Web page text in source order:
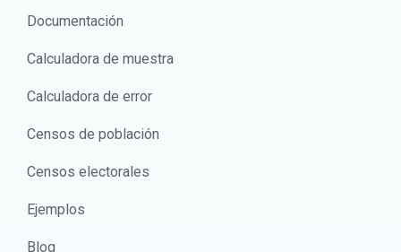
Documentación
Calculadora de muestra
Calculadora de error
Censos de población
Censos electorales
Ejemplos
Blog